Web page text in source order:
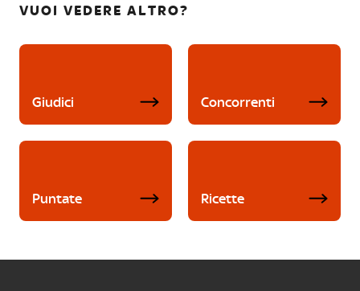
VUOI VEDERE ALTRO?
Giudici Concorrenti
Puntate Ricette